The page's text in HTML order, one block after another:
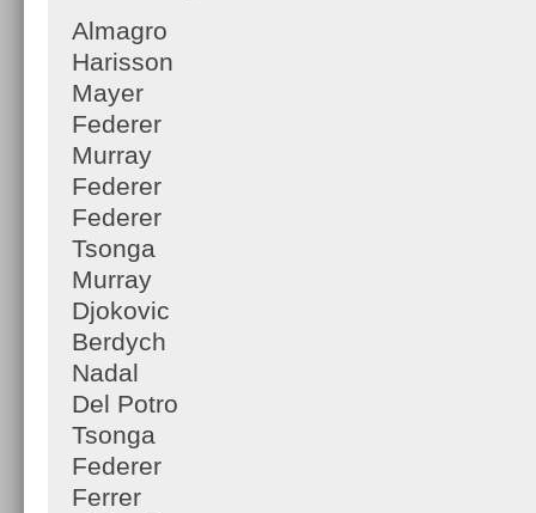
Almagro
Harisson
Mayer
Federer
Murray
Federer
Federer
Tsonga
Murray
Djokovic
Berdych
Nadal
Del Potro
Tsonga
Federer
Ferrer